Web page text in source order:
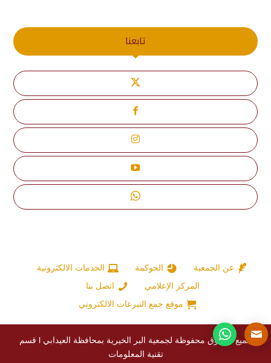
تابعنا
عن الجمعية الحوكمة
الخدمات الالكترونية
المركز الإعلامي
اتصل بنا
موقع جمع التبرعات الالكتروني
جميع الحقوق محفوظة لجمعية البر الخيرية بمحافظة العيدابي l قسم
تقنية المعلومات